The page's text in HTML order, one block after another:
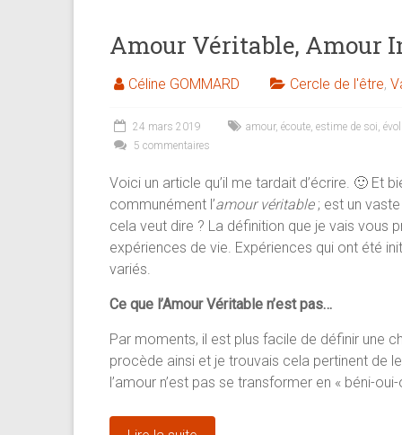
Amour Véritable, Amour
Céline GOMMARD Cercle de l'être,
24 mars 2019 amour, écoute, estime de soi,
5 commentaires
Voici un article qu’il me tardait d’écrire. 🙂 Et
communément l’amour véritable; est un vaste
cela veut dire ? La définition que je vais vous
expériences de vie. Expériences qui ont été
variés.
Ce que l’Amour Véritable n’est pas…
Par moments, il est plus facile de définir une
procède ainsi et je trouvais cela pertinent de
l’amour n’est pas se transformer en « béni-oui-